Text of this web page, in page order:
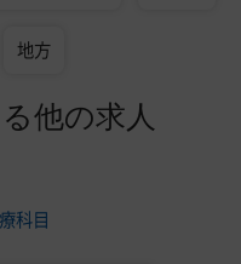
地方
他の求人
科目